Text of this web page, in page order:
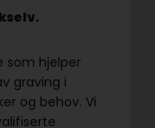
som hjelper
graving i
og behov. Vi